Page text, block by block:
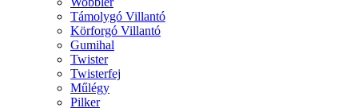
Támolygó Villantó
Körforgó Villantó
Gumihal
Twister
Twisterfej
Műlégy
Pilker